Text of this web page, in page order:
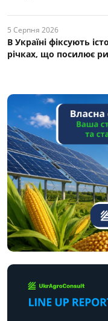
5 Серпня 2026
В Україні фіксують
річках, що посилює